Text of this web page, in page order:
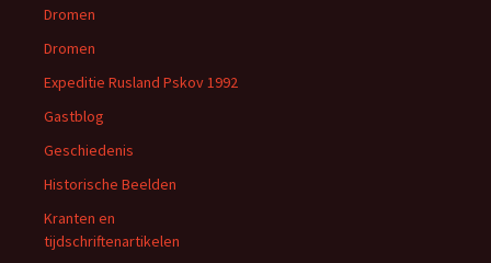
Dromen
Dromen
Expeditie Rusland Pskov 1992
Gastblog
Geschiedenis
Historische Beelden
Kranten en
tijdschriftenartikelen